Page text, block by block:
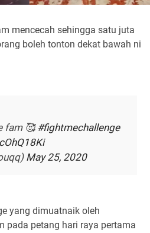
mencecah sehingga satu juta
boleh tonton dekat bawah ni
fam 🥰#fightmechallenge
May 25, 2020
yang dimuatnaik oleh
pada petang hari raya pertama